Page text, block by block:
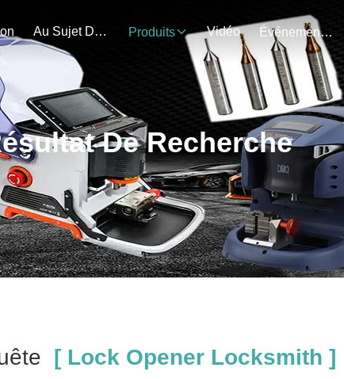
Au Sujet De Nous Produits Vidéo Événements
De Recherche
[ Lock Opener Locksmith ]